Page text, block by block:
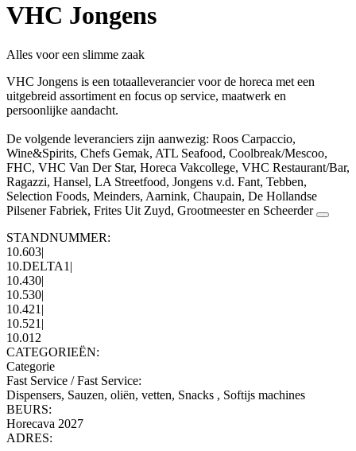
VHC Jongens
Alles voor een slimme zaak
VHC Jongens is een totaalleverancier voor de horeca met een
uitgebreid assortiment en focus op service, maatwerk en
persoonlijke aandacht.
De volgende leveranciers zijn aanwezig: Roos Carpaccio,
Wine&Spirits, Chefs Gemak, ATL Seafood, Coolbreak/Mescoo,
FHC, VHC Van Der Star, Horeca Vakcollege, VHC Restaurant/Bar,
Ragazzi, Hansel, LA Streetfood, Jongens v.d. Fant, Tebben,
Selection Foods, Meinders, Aarnink, Chaupain, De Hollandse
Pilsener Fabriek, Frites Uit Zuyd, Grootmeester en Scheerder
STANDNUMMER:
10.603|
10.DELTA1 |
10.430|
10.530|
10.421 |
10.521 |
10.012
CATEGORIEËN:
Categorie
Fast Service / Fast Service:
Dispensers, Sauzen, oliën, vetten, Snacks , Softijs machines
BEURS:
Horecava 2027
ADRES: